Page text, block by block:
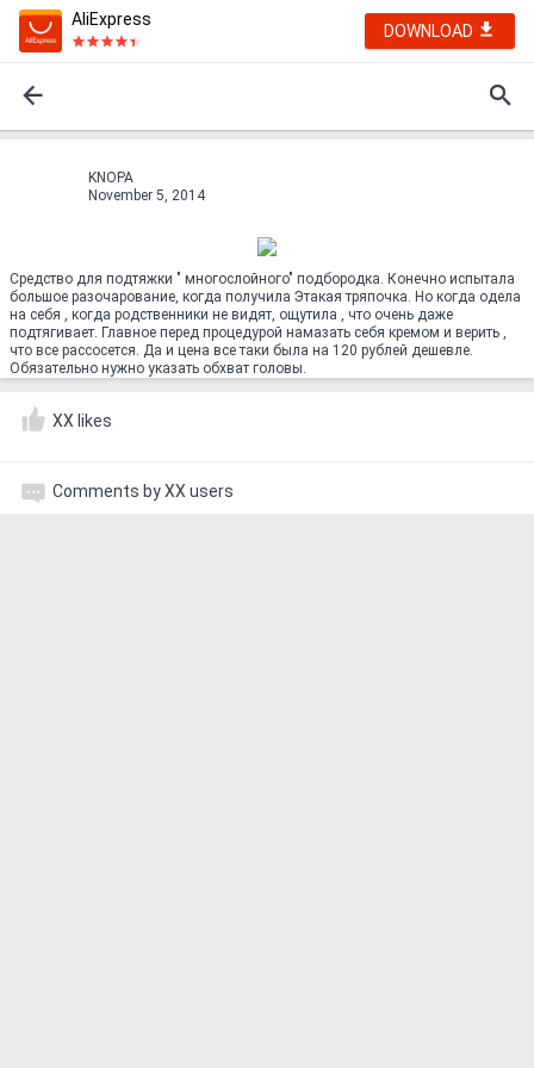
AliExpress
DOWNLOAD
KNOPA
November 5, 2014
Средство для подтяжки " многослойного" подбородка. Конечно испытала
большое разочарование, когда получила Этакая тряпочка. Но когда одела
на себя , когда родственники не видят, ощутила , что очень даже
подтягивает. Главное перед процедурой намазать себя кремом и верить ,
что все рассосется. Да и цена все таки была на 120 рублей дешевле.
Обязательно нужно указать обхват головы.
XX likes
Comments by XX users